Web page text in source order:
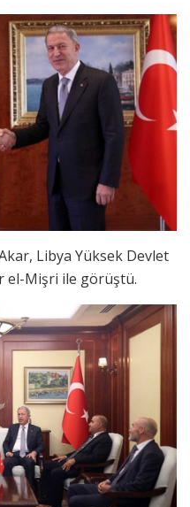
Libya Yüksek Devlet
el-Mişri ile görüştü.